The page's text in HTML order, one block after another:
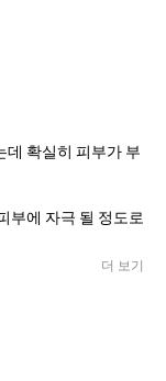
데 확실히 피부가 부
부에 자극 될 정도로
면서 세안하면 잘
더 보기